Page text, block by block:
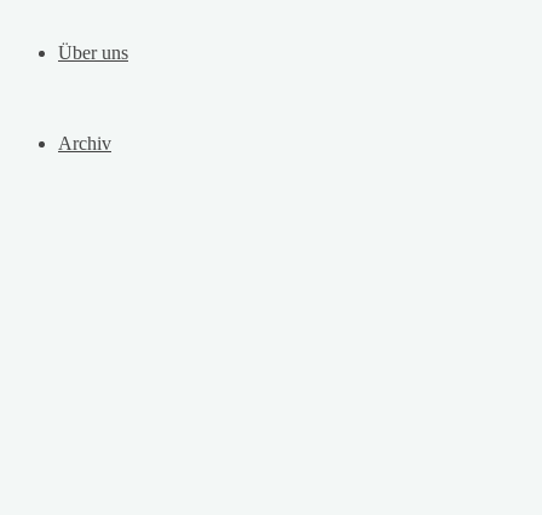
Über uns
Archiv